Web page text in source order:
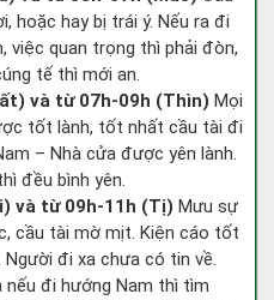
hoặc hay bị trái ý. Nếu ra đi
việc quan trọng thì phải đòn,
tế thì mới an.
và từ 07h-09h (Thìn) Mọi
tốt lành, tốt nhất cầu tài đi
– Nhà cửa được yên lành.
đều bình yên.
và từ 09h-11h (Tị) Mưu sự
cầu tài mờ mịt. Kiện cáo tốt
Người đi xa chưa có tin về.
đi hướng Nam thì tìm